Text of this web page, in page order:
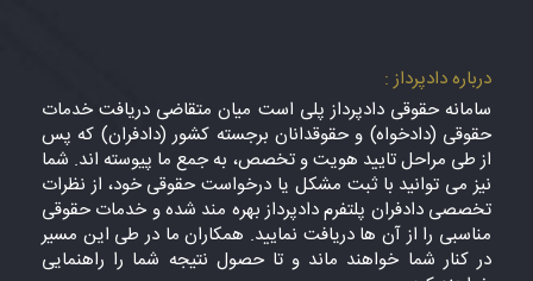
درباره دادپرداز :
سامانه حقوقی دادپرداز پلی است میان متقاضی دریافت خدمات
حقوقی (دادخواه) و حقوقدانان برجسته کشور (دادفران) که پس
از طی مراحل تایید هویت و تخصص، به جمع ما پیوسته اند. شما
نیز می توانید با ثبت مشکل یا درخواست حقوقی خود، از نظرات
تخصصی دادفران پلتفرم دادپرداز بهره مند شده و خدمات حقوقی
مناسبی را از آن ها دریافت نمایید. همکاران ما در طی این مسیر
در کنار شما خواهند ماند و تا حصول نتیجه شما را راهنمایی